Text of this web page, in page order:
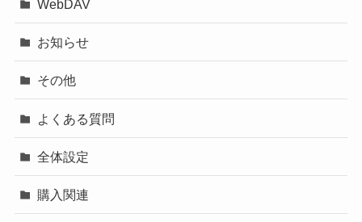
WebDAV
お知らせ
その他
よくある質問
全体設定
購入関連